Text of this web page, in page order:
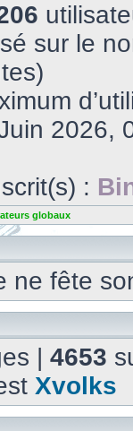
sur le
2026,
:
globaux
ne fête
| 4653
Xvolks